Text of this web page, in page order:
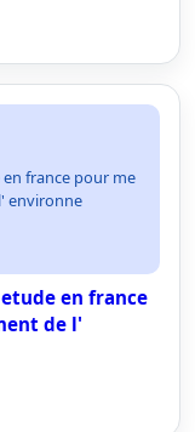
france pour me
environne
en france
de l'